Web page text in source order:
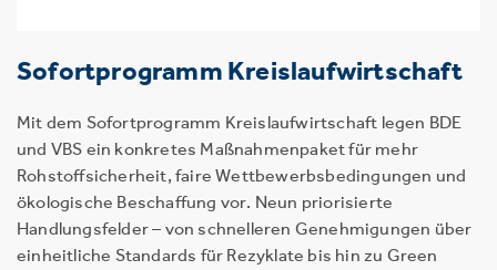
Sofortprogramm Kreislaufwirtschaft
Mit dem Sofortprogramm Kreislaufwirtschaft legen BDE
und VBS ein konkretes Maßnahmenpaket für mehr
Rohstoffsicherheit, faire Wettbewerbsbedingungen und
ökologische Beschaffung vor. Neun priorisierte
Handlungsfelder – von schnelleren Genehmigungen über
einheitliche Standards für Rezyklate bis hin zu Green